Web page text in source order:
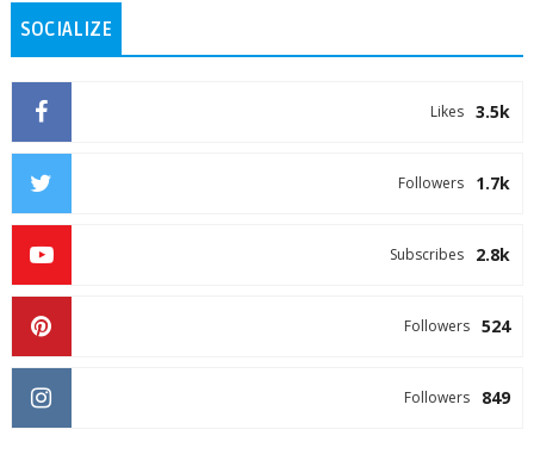
SOCIALIZE
3.5k
Likes
1.7k
Followers
2.8k
Subscribes
524
Followers
849
Followers